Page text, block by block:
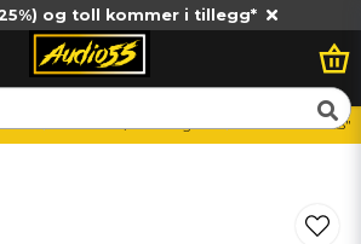
og toll kommer i tillegg*
6.5" Midbas/Mellanregister GS Audio Voce 6.5"